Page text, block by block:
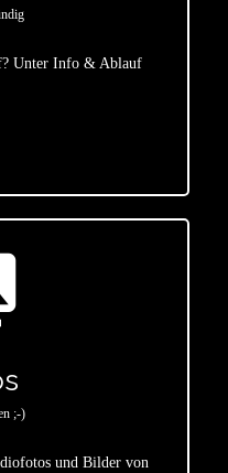
Unter Info & Ablauf
;-)
und Bilder von